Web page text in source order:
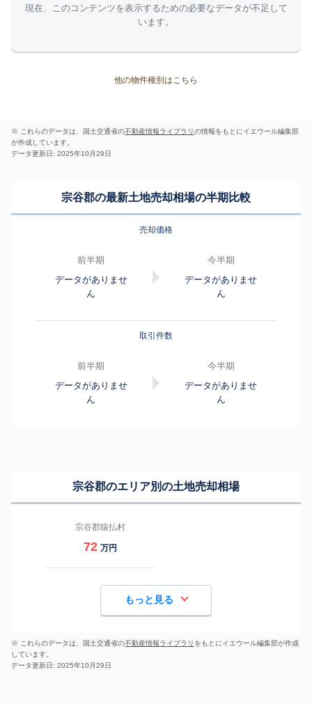
現在、このコンテンツを表示するための必要なデータが不足して
います。
他の物件種別はこちら
※ これらのデータは、国土交通省の不動産情報ライブラリの情報をもとにイエウール編集部
が作成しています。
データ更新日: 2025年10月29日
宗谷郡の最新土地売却相場の半期比較
売却価格
前半期
データがありませ
ん
今半期
データがありませ
ん
取引件数
前半期
データがありませ
ん
今半期
データがありませ
ん
宗谷郡のエリア別の土地売却相場
宗谷郡猿払村
72 万円
もっと見る
※ これらのデータは、国土交通省の不動産情報ライブラリ をもとにイエウール編集部が作成
しています。
データ更新日: 2025年10月29日